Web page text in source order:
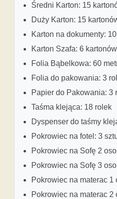
Średni Karton: 15
Duży Karton: 15
Karton na dokumenty:
Karton Szafa: 6 kartonów
Folia Bąbelkowa: 60
Folia do pakowania: 3
Papier do Pakowania: 3
Taśma klejąca: 18 rolek
Dyspenser do taśmy
Pokrowiec na fotel: 3
Pokrowiec na Sofę 2
Pokrowiec na Sofę 3
Pokrowiec na materac 1
Pokrowiec na materac 2